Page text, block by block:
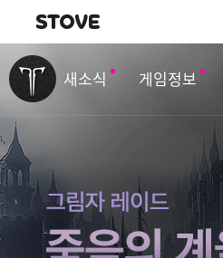
내비게이션
새소식 게임정보
벤
트
&
업
데
이
트